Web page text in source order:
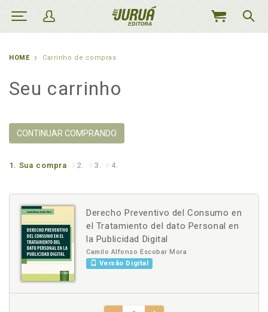
MEU
HOME Carrinho de compras
Seu carrinho
CONTINUAR COMPRANDO
1. Sua compra 2. 3. 4.
Derecho Preventivo del Consumo en
el Tratamiento del dato Personal en
la Publicidad Digital
Camilo Alfonso Escobar Mora
Versão Digital